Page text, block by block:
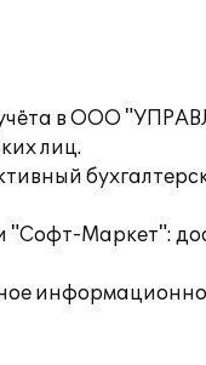
учёта в ООО
лиц.
Маркет":